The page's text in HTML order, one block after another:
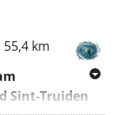
55,4 km
Sint-Truiden